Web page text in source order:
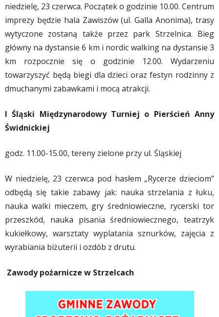
niedzielę, 23 czerwca. Początek o godzinie 10.00. Centrum
imprezy będzie hala Zawiszów (ul. Galla Anonima), trasy
wytyczone zostaną także przez park Strzelnica. Bieg
główny na dystansie 6 km i nordic walking na dystansie 3
km rozpocznie się o godzinie 12.00. Wydarzeniu
towarzyszyć będą biegi dla dzieci oraz festyn rodzinny z
dmuchanymi zabawkami i mocą atrakcji.
I Śląski Międzynarodowy Turniej o Pierścień Anny
Świdnickiej
godz. 11.00-15.00, tereny zielone przy ul. Śląskiej
W niedzielę, 23 czerwca pod hasłem „Rycerze dzieciom”
odbędą się takie zabawy jak: nauka strzelania z łuku,
nauka walki mieczem, gry średniowieczne, rycerski tor
przeszkód, nauka pisania średniowiecznego, teatrzyk
kukiełkowy, warsztaty wyplatania sznurków, zajęcia z
wyrabiania biżuterii i ozdób z drutu.
Zawody pożarnicze w Strzelcach